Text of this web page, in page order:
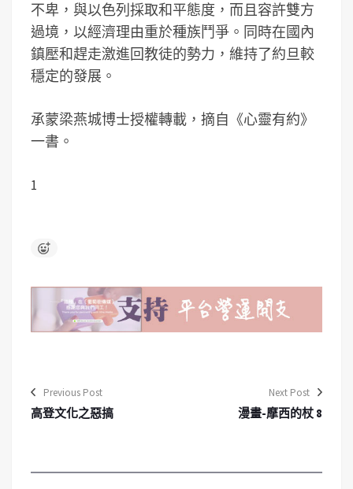
不卑，與以色列採取和平態度，而且容許雙方
過境，以經濟理由重於種族鬥爭。同時在國內
鎮壓和趕走激進回教徒的勢力，維持了約旦較
穩定的發展。
承蒙梁燕城博士授權轉載，摘自《心靈有約》
一書。
1
Previous Post
高登文化之惡搞
Next Post
漫畫-摩西的杖 8